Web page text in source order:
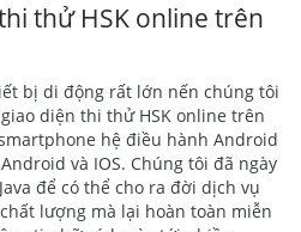
thử HSK online trên
bị di động rất lớn nến chúng tôi
diện thi thử HSK online trên
hệ điều hành Android
và IOS. Chúng tôi đã ngày
để có thể cho ra đời dịch vụ
lượng mà lại hoàn toàn miễn